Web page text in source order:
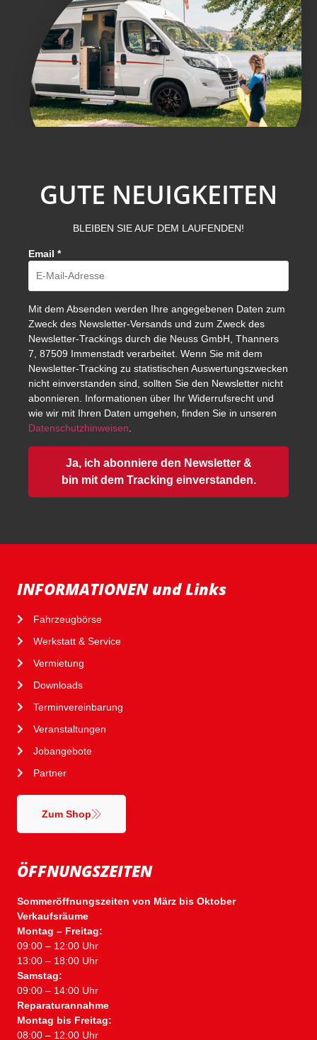
GUTE NEUIGKEITEN
BLEIBEN SIE AUF DEM LAUFENDEN!
Email *
Mit dem Absenden werden Ihre angegebenen Daten zum
Zweck des Newsletter-Versands und zum Zweck des
Newsletter-Trackings durch die Neuss GmbH, Thanners
7, 87509 Immenstadt verarbeitet. Wenn Sie mit dem
Newsletter-Tracking zu statistischen Auswertungszwecken
nicht einverstanden sind, sollten Sie den Newsletter nicht
abonnieren. Informationen über Ihr Widerrufsrecht und
wie wir mit Ihren Daten umgehen, finden Sie in unseren
Datenschutzhinweisen
Ja, ich abonniere den Newsletter &
bin mit dem Tracking einverstanden.
ÖFFNUNGSZEITEN
Sommeröffnungszeiten von März bis Oktober
Verkaufsräume
Montag – Freitag:
09:00 – 12:00 Uhr
13:00 – 18:00 Uhr
Samstag:
09:00 – 14:00 Uhr
Reparaturannahme
Montag bis Freitag:
08:00 – 12:00 Uhr
INFORMATIONEN und Links
Fahrzeugbörse
Werkstatt & Service
Vermietung
Downloads
Terminvereinbarung
Veranstaltungen
Jobangebote
Partner
Zum Shop